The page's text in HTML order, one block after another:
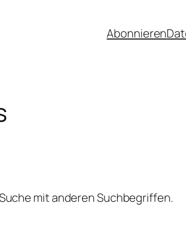
Abonnieren
mit anderen Suchbegriffen.